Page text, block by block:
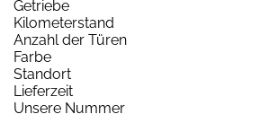
Getriebe
Kilometerstand
Anzahl der Türen
Farbe
Standort
Lieferzeit
Unsere Nummer